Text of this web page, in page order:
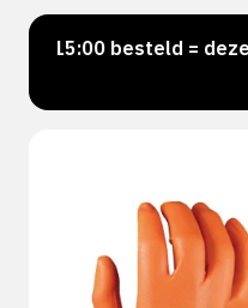
15:00 besteld =